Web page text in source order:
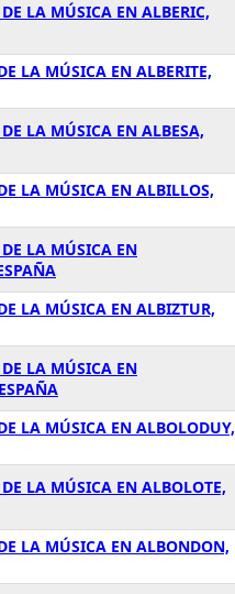
LA MÚSICA EN ALBERIC,
LA MÚSICA EN ALBERITE,
LA MÚSICA EN ALBESA,
LA MÚSICA EN ALBILLOS,
LA MÚSICA EN
LA MÚSICA EN ALBIZTUR,
LA MÚSICA EN
LA MÚSICA EN ALBOLODUY,
LA MÚSICA EN ALBOLOTE,
LA MÚSICA EN ALBONDON,